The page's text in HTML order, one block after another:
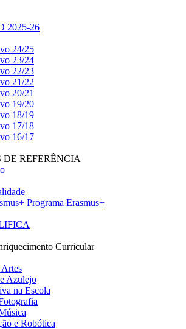
2025-26
24/25
23/24
22/23
21/22
20/21
19/20
18/19
17/18
16/17
DE REFERÊNCIA
Programa Erasmus+
Curricular
Azulejo
na Escola
e Robótica